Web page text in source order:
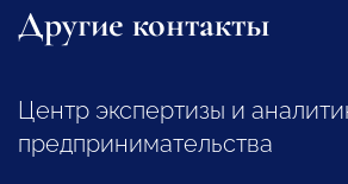
Другие контакты
Центр экспертизы и
предпринимательства